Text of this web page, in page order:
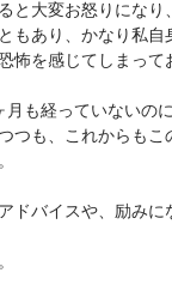
と大変お怒りになり
もあり、かなり私自
怖を感じてしまって
月も経っていないの
つも、これからもこ
ドバイスや、励みに